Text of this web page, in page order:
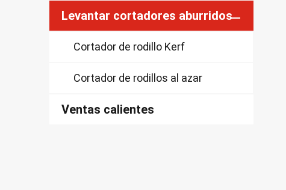
Levantar cortadores aburridos
Cortador de rodillo Kerf
Cortador de rodillos al azar
Ventas calientes